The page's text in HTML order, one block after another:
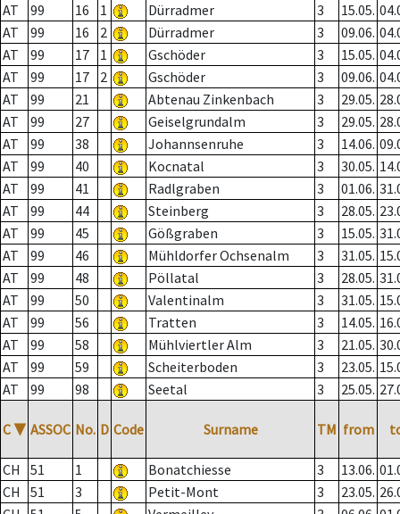
AT
99 16 1 Dürradmer 3 15.05.
AT
99 16 2 Dürradmer 3 09.06.
AT
99 17 1 Gschöder 3 15.05.
AT
99 17 2 Gschöder 3 09.06.
AT
99 21 Abtenau Zinkenbach 3 29.05.
AT
99 27 Geiselgrundalm 3 29.05.
AT
99 38 Johannsenruhe 3 14.06.
AT
99 40 Kocnatal 3 30.05.
AT
99 41 Radlgraben 3 01.06.
AT
99 44 Steinberg 3 28.05.
AT
99 45 Gößgraben 3 15.05.
AT
99 46 Mühldorfer Ochsenalm 3 31.05.
AT
99 48 Pöllatal 3 28.05.
AT
99 50 Valentinalm 3 31.05.
AT
99 56 Tratten 3 14.05.
AT
99 58 Mühlviertler Alm 3 21.05.
AT
99 59 Scheiterboden 3 23.05.
AT
99 98 Seetal 3 25.05.
C ▼ ASSOC No. D Code Surname TM from
CH 51 1 Bonatchiesse 3 13.06.
CH
51 3 Petit-Mont 3 23.05.